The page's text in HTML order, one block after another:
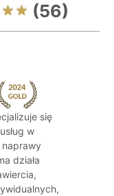
(56)
się
w
działa